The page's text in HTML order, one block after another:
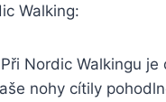
Walking:
Nordic Walkingu‍ je
nohy cítily